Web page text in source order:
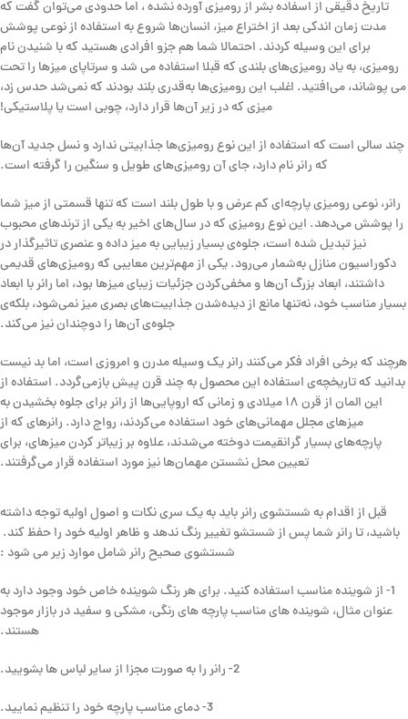
تاریخ دقیقی از اسفاده بشر از رومیزی آورده نشده ، اما حدودی می‌توان گفت که
مدت‌ زمان اندکی بعد از اختراع میز، انسان‌ها شروع به استفاده از نوعی پوشش
برای این وسیله‌ کردند. احتمالا شما هم جزو افرادی هستید که با شنیدن نام
رومیزی، به یاد رومیزی‌های بلندی که قبلا استفاده می شد و سرتاپای میزها را تحت
می پوشاند، می‌افتید. اغلب این رومیزی‌ها به‌قدری بلند بودند که نمی‌شد حدس زد،
میزی که در زیر آن‌ها قرار دارد، چوبی است یا پلاستیکی!
چند سالی است که استفاده از این نوع رومیزی‌ها جذابیتی ندارد و نسل جدید آن‌ها
که رانر نام دارد، جای آن رومیزی‌های طویل و سنگین را گرفته‌ است.
رانر، نوعی رومیزی پارچه‌ای کم‌ عرض و با طول بلند است که تنها قسمتی از میز شما
را پوشش می‌دهد. این نوع رومیزی که در سال‌های اخیر به یکی از ترندهای محبوب
نیز تبدیل شده است، جلوه‌ی بسیار زیبایی به میز داده و عنصری تاثیرگذار در
دکوراسیون منازل به‌شمار می‌رود. یکی از مهم‌ترین معایبی که رومیزی‌های قدیمی
داشتند، ابعاد بزرگ آن‌ها و مخفی‌کردن جزئیات زیبای میزها بود، اما رانر با ابعاد
بسیار مناسب خود، نه‌تنها مانع از دیده‌شدن جذابیت‌های بصری میز نمی‌شود، بلکه‌ی
جلوه‌ی آن‌ها را دوچندان نیز می‌کند.
هرچند که برخی افراد فکر می‌کنند رانر یک وسیله مدرن و امروزی است، اما بد نیست
بدانید که تاریخچه‌ی استفاده این محصول به چند قرن پیش بازمی‌گردد. استفاده از
این المان‌ از قرن ۱۸ میلادی و زمانی که اروپایی‌ها از رانر برای جلوه بخشیدن به
میزهای مجلل مهمانی‌های خود استفاده می‌کردند، رواج دارد. رانرهای که از
پارچه‌های بسیار گرانقیمت دوخته می‌شدند، علاوه بر زیباتر کردن میزهای، برای
تعیین محل نشستن مهمان‌ها نیز مورد استفاده قرار می‌گرفتند.
قبل از اقدام به شستشوی رانر باید به یک سری نکات و اصول اولیه توجه داشته
باشید، تا رانر شما پس از شستشو تغییر رنگ ندهد و ظاهر اولیه خود را حفظ کند.
شستشوی صحیح رانر شامل موارد زیر می شود :
1- از شوینده مناسب استفاده کنید. برای هر رنگ شوینده خاص خود وجود دارد به
عنوان مثال، شوینده های مناسب پارچه های رنگی، مشکی و سفید در بازار موجود
هستند.
2- رانر را به صورت مجزا از سایر لباس ها بشویید.
3- دمای مناسب پارچه خود را تنظیم نمایید.